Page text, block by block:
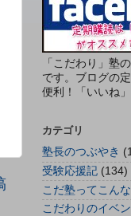
「こだわり」塾
です。ブログの
便利！「いいね
カテゴリ
塾長のつぶやき
受験応援記 (134)
こだ塾ってこん
こだわりのイベ